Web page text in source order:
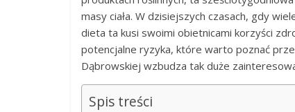
masy ciała. W dzisiejszych czasach, gdy
dieta ta kusi swoimi obietnicami korzyści
potencjalne ryzyka, które warto poznać
Dąbrowskiej wzbudza tak duże
Spis treści